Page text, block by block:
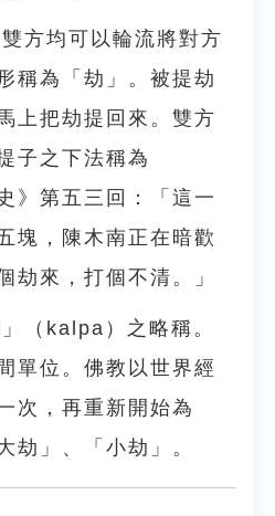
方均可以輪流將對方
稱為「劫」。被提劫
上把劫提回來。雙方
子之下法稱為
》第五三回：「這一
塊，陳木南正在暗歡
劫來，打個不清。」
（kalpa）之略稱。
單位。佛教以世界經
次，再重新開始為
劫」、「小劫」。